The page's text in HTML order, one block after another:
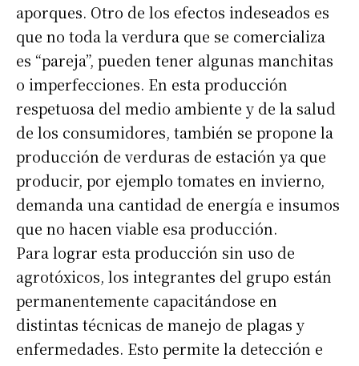
aporques. Otro de los efectos indeseados es
que no toda la verdura que se comercializa
es “pareja”, pueden tener algunas manchitas
o imperfecciones. En esta producción
respetuosa del medio ambiente y de la salud
de los consumidores, también se propone la
producción de verduras de estación ya que
producir, por ejemplo tomates en invierno,
demanda una cantidad de energía e insumos
que no hacen viable esa producción.
Para lograr esta producción sin uso de
agrotóxicos, los integrantes del grupo están
permanentemente capacitándose en
distintas técnicas de manejo de plagas y
enfermedades. Esto permite la detección e